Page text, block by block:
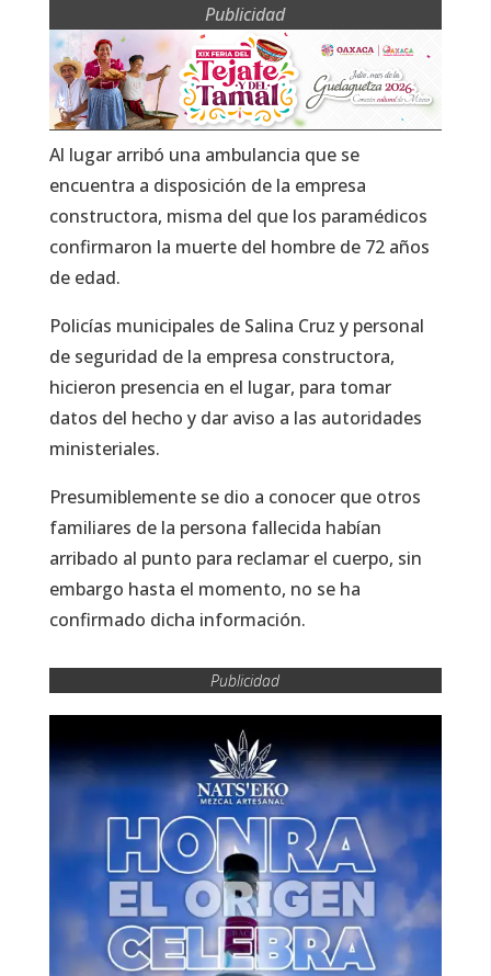
Publicidad
Al lugar arribó una ambulancia que se
encuentra a disposición de la empresa
constructora, misma del que los paramédicos
confirmaron la muerte del hombre de 72 años
de edad.
Policías municipales de Salina Cruz y personal
de seguridad de la empresa constructora,
hicieron presencia en el lugar, para tomar
datos del hecho y dar aviso a las autoridades
ministeriales.
Presumiblemente se dio a conocer que otros
familiares de la persona fallecida habían
arribado al punto para reclamar el cuerpo, sin
embargo hasta el momento, no se ha
confirmado dicha información.
Publicidad